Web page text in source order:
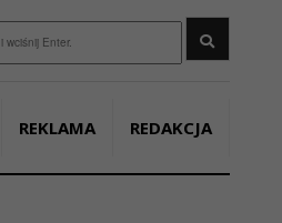
REKLAMA REDAKCJA